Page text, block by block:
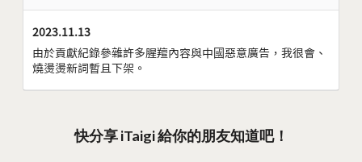
2023.11.13
由於貢獻紀錄參雜許多腥羶內容與中國惡意廣告，我很會、
燒燙燙新詞暫且下架。
快分享 iTaigi 給你的朋友知道吧！